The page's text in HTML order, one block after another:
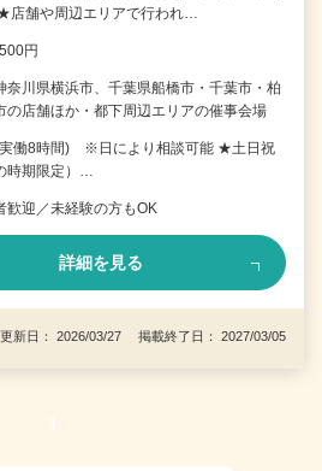
店舗や周辺エリアで行われ…
円
奈川県横浜市、千葉県船橋市・千葉市・柏
の店舗ほか・都下周辺エリアの催事会場
働8時間) ※日により相談可能 ★土日祝
時期限定）…
歓迎／未経験の方もOK
詳細を見る
更新日： 2026/03/27 掲載終了日： 2027/03/05
1